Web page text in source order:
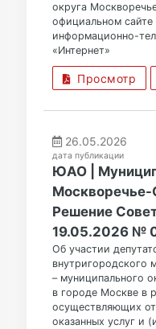
округа
официальном
информационно-
«Интернет»
Просмотр
26.05.2026
дата публикации
ЮАО |
Москворечье-
Решение
19.05.2026 №
Об участии
внутригородского
– муниципального
в городе Москве в
осуществляющих
оказанных услуг и